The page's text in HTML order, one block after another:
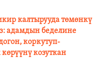
калтырууда төмөнкү
адамдын беделине
коркутуп-
козуткан